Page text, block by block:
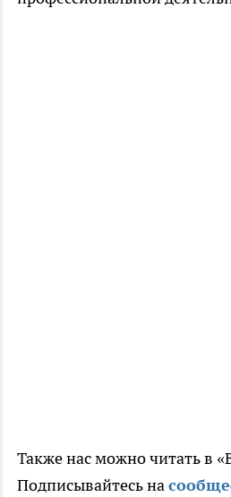
Также нас можно читать в
Подписывайтесь на